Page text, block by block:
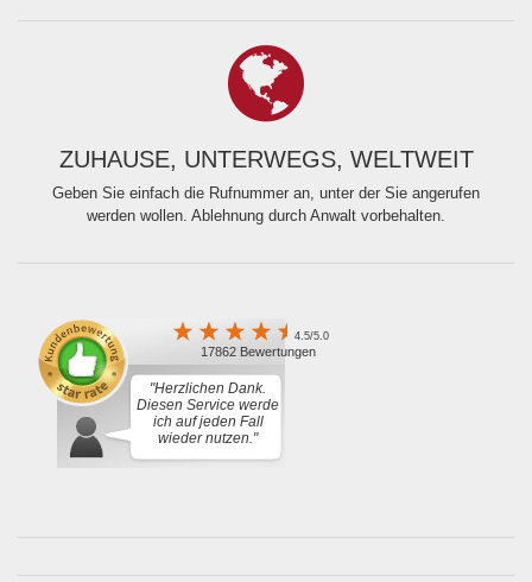
ZUHAUSE, UNTERWEGS, WELTWEIT
Geben Sie einfach die Rufnummer an, unter der Sie angerufen
werden wollen. Ablehnung durch Anwalt vorbehalten.
4.5/5.0
17862 Bewertungen
"Herzlichen Dank.
Diesen Service werde
ich auf jeden Fall
wieder nutzen."